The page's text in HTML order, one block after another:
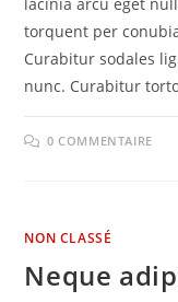
torquent per
Curabitur sodales
nunc. Curabitur
0 COMMENTAIRE
NON CLASSÉ
Neque